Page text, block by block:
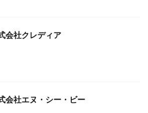
会社クレディア
会社エヌ・シー・ビー